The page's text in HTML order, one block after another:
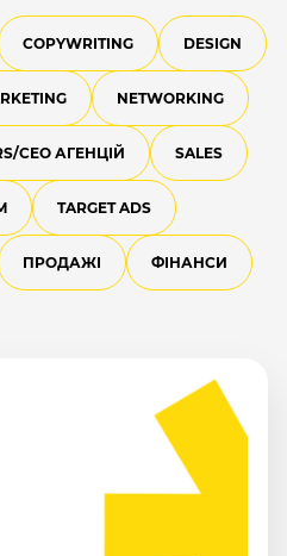
COPYWRITING DESIGN
NETWORKING
СEO АГЕНЦІЙ SALES
TARGET ADS
ПРОДАЖІ ФІНАНСИ